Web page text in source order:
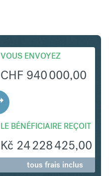
VOUS ENVOYEZ
CHF 940 000,00
LE BÉNÉFICIAIRE REÇOIT
Kč 24 228 425,00
tous frais inclus